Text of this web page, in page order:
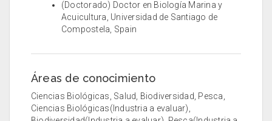
(Doctorado) Doctor en Biología Marina y
Acuicultura, Universidad de Santiago de
Compostela, Spain
Áreas de conocimiento
Ciencias Biológicas, Salud, Biodiversidad, Pesca,
Ciencias Biológicas(Industria a evaluar),